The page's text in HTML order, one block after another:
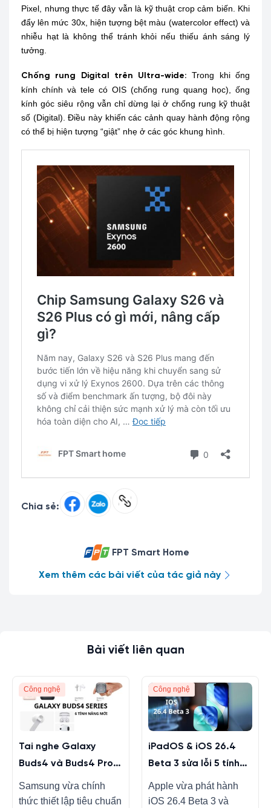
Pixel, nhưng thực tế đây vẫn là kỹ thuật crop cảm biến. Khi
đẩy lên mức 30x, hiện tượng bệt màu (watercolor effect) và
nhiễu hạt là không thể tránh khỏi nếu thiếu ánh sáng lý
tưởng.
Chống rung Digital trên Ultra-wide: Trong khi ống
kính chính và tele có OIS (chống rung quang học), ống
kính góc siêu rộng vẫn chỉ dừng lại ở chống rung kỹ thuật
số (Digital). Điều này khiến các cảnh quay hành động rộng
có thể bị hiện tượng “giật” nhẹ ở các góc khung hình.
Chia sẻ:
FPT Smart Home
Xem thêm các bài viết của tác giả này
Bài viết liên quan
Công nghệ
Tai nghe Galaxy
Buds4 và Buds4 Pro
màu mới, tính năng
mới
Samsung vừa chính
thức thiết lập tiêu chuẩn
Công nghệ
iPadOS & iOS 26.4
Beta 3 sửa lỗi 5 tính
năng
Apple vừa phát hành
iOS 26.4 Beta 3 và